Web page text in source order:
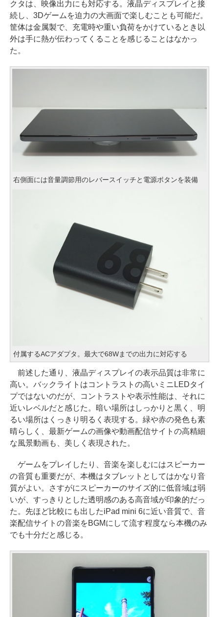
クタは、映像出力にも対応する。液晶ディスプレイと接
続し、3Dゲームを迫力の大画面で楽しむことも可能だ。
筐体は金属製で、充電時や重い負荷をかけているとき以
外は手に熱が伝わってくることを感じることはなかっ
た。
右側面には音量調節用のレバースイッチと電源ボタンを装備
付属するACアダプタ。最大で68Wまでの出力に対応する
前述した通り、液晶ディスプレイの表示品質は非常に
高い。バックライトはコントラストの高いミニLEDタイ
プではないのだが、コントラストや表示性能は、それに
近いレベルだと感じた。暗い場所はしっかりと黒く、明
るい場所はくっきり明るく表現する。緑や赤の発色も素
晴らしく、最新ゲームの画像や動画配信サイトの高精細
な風景動画も、美しく表現された。
ゲームをプレイしたり、音楽を楽しむにはスピーカー
の音質も重要だが、本機はタブレットとしてはかなり音
質がよい。さすがにスピーカーのサイズ的に低音域は弱
いが、すっきりとした透明感のある高音域が印象的だっ
た。先ほど比較にも出したiPad mini 6に近い音質で、音
楽配信サイトの音楽をBGMにして流す程度なら本機のみ
でも十分だと感じる。